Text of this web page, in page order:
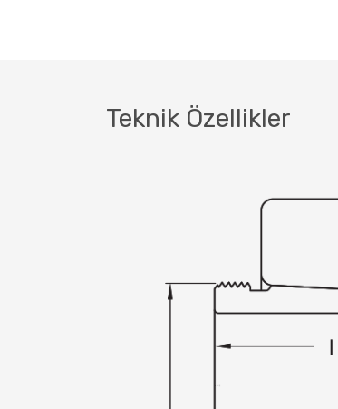
Teknik Özellikler